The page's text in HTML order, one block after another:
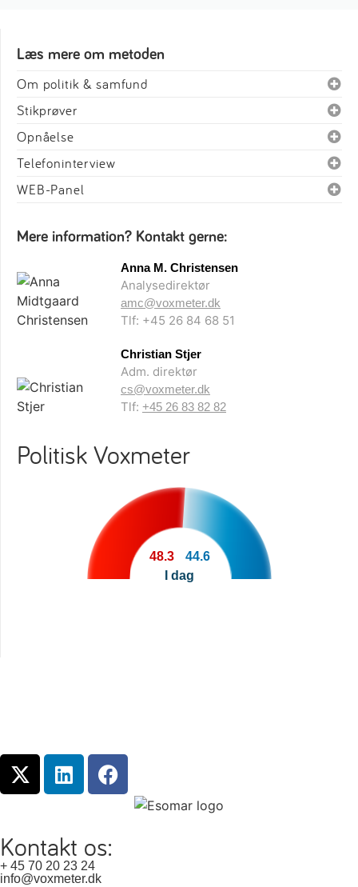
Læs mere om metoden
Om politik & samfund
Stikprøver
Opnåelse
Telefoninterview
WEB-Panel
Mere information? Kontakt gerne:
Anna M. Christensen
Analysedirektør
amc@voxmeter.dk
Tlf: +45 26 84 68 51
Christian Stjer
Adm. direktør
cs@voxmeter.dk
Tlf: +45 26 83 82 82
Politisk Voxmeter
48.3
44.6
I dag
Kontakt os:
+ 45 70 20 23 24
info@voxmeter.dk